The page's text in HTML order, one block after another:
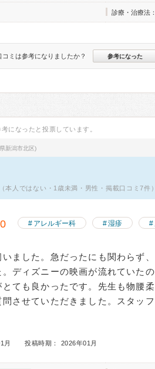
診療・治療法：
コミは参考になりましたか？ 参考になった
になったと投票しています。
新潟市北区)
本人ではない・1歳未満・男性・掲載口コミ7件）
アレルギー科 湿疹
いました。急だったにも関わらず
ディズニーの映画が流れていた
ても良かったです。先生も物腰
させていただきました。スタッ
月 投稿時期： 2026年01月